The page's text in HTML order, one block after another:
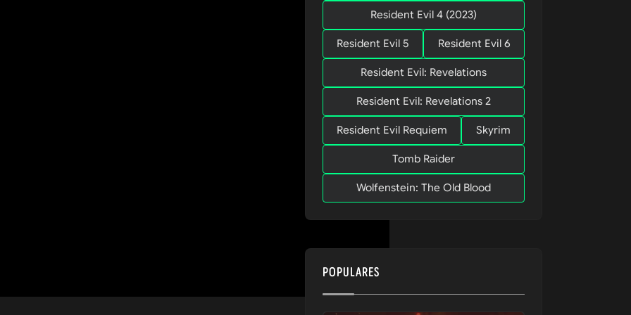
Resident Evil 4 (2023)
Resident Evil 5 Resident Evil 6
Resident Evil: Revelations
Resident Evil: Revelations 2
Resident Evil Requiem Skyrim
Tomb Raider
Wolfenstein: The Old Blood
POPULARES